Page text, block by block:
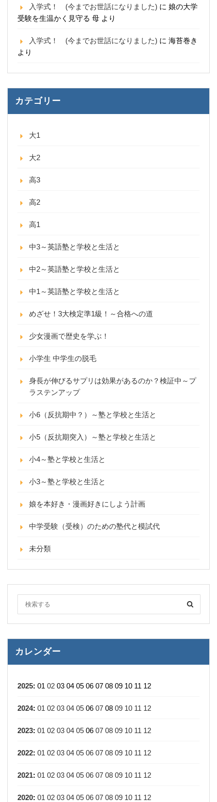
入学式！ (今までお世話になりました) に 娘の大学
受験を生温かく見守る 母 より
入学式！ (今までお世話になりました) に 海苔巻き
より
カテゴリー
大1
大2
高3
高2
高1
中3～英語塾と学校と生活と
中2～英語塾と学校と生活と
中1～英語塾と学校と生活と
めざせ！3大検定準1級！～合格への道
少女漫画で歴史を学ぶ！
小学生 中学生の脱毛
身長が伸びるサプリは効果があるのか？検証中～プ
ラステンアップ
小6（反抗期中？）～塾と学校と生活と
小5（反抗期突入）～塾と学校と生活と
小4～塾と学校と生活と
小3～塾と学校と生活と
娘を本好き・漫画好きにしよう計画
中学受験（受検）のための塾代と模試代
未分類
カレンダー
2025: 01 02 03 04 05 06 07 08 09 10 11 12
2024: 01 02 03 04 05 06 07 08 09 10 11 12
2023: 01 02 03 04 05 06 07 08 09 10 11 12
2022: 01 02 03 04 05 06 07 08 09 10 11 12
2021: 01 02 03 04 05 06 07 08 09 10 11 12
2020: 01 02 03 04 05 06 07 08 09 10 11 12